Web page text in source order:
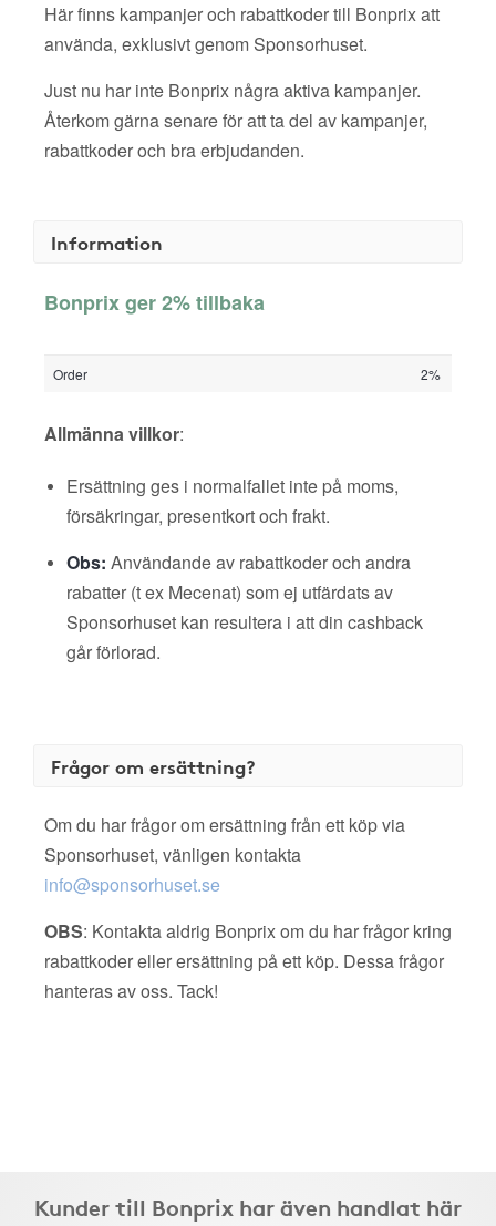
Här finns kampanjer och rabattkoder till Bonprix att
använda, exklusivt genom Sponsorhuset.
Just nu har inte Bonprix några aktiva kampanjer.
Återkom gärna senare för att ta del av kampanjer,
rabattkoder och bra erbjudanden.
Information
Bonprix ger 2% tillbaka
Order 2%
Allmänna villkor:
Ersättning ges i normalfallet inte på moms,
försäkringar, presentkort och frakt.
Obs: Användande av rabattkoder och andra
rabatter (t ex Mecenat) som ej utfärdats av
Sponsorhuset kan resultera i att din cashback
går förlorad.
Frågor om ersättning?
Om du har frågor om ersättning från ett köp via
Sponsorhuset, vänligen kontakta
info@sponsorhuset.se
OBS: Kontakta aldrig Bonprix om du har frågor kring
rabattkoder eller ersättning på ett köp. Dessa frågor
hanteras av oss. Tack!
Kunder till Bonprix har även handlat här